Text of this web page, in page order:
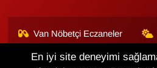
Van Nöbetçi Eczaneler
Van Namaz Vakitleri
En iyi site deneyimi